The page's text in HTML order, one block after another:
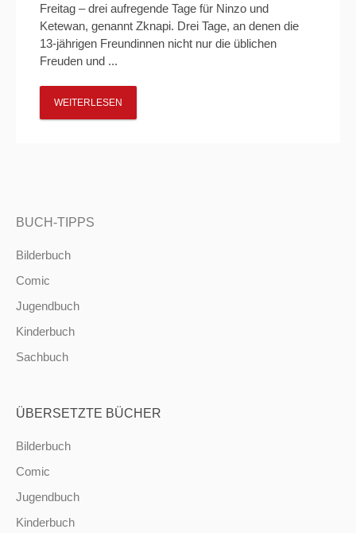
Freitag – drei aufregende Tage für Ninzo und
Ketewan, genannt Zknapi. Drei Tage, an denen die
13-jährigen Freundinnen nicht nur die üblichen
Freuden und ...
WEITERLESEN
BUCH-TIPPS
Bilderbuch
Comic
Jugendbuch
Kinderbuch
Sachbuch
ÜBERSETZTE BÜCHER
Bilderbuch
Comic
Jugendbuch
Kinderbuch